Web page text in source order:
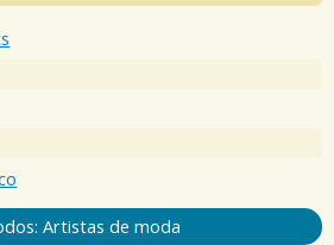
Artistas de moda